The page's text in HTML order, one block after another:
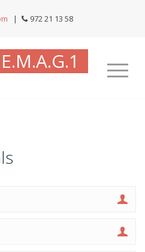
| 972 21 13 58
E.M.A.G.1